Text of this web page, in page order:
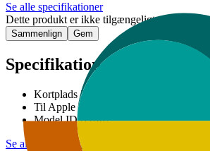
Se alle specifikationer
Dette produkt er ikke tilgængeligt
Sammenlign Gem
Specifikationer
Kortplads 3st
Til Apple iPhone 12 Pro
Model ID A2407
Se alle specifikationer